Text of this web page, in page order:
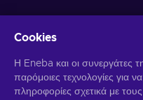
Λάβετε
Cookies
Η Eneba και οι συνεργάτες
παρόμοιες τεχνολογίες για
πληροφορίες σχετικά με